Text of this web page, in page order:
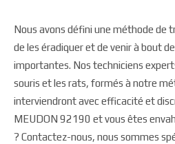
Nous avons défini une méthode de
de les éradiquer et de venir à bout
importantes. Nos techniciens
souris et les rats, formés à notre
interviendront avec efficacité et
MEUDON 92190 et vous êtes
? Contactez-nous, nous sommes